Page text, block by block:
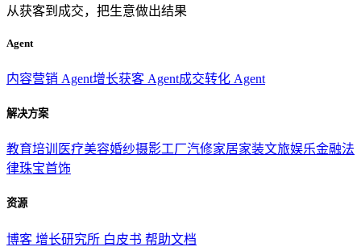
从获客到成交，把生意做出结果
Agent
内容营销 Agent增长获客 Agent成交转化 Agent
解决方案
教育培训 医疗美容婚纱摄影工厂汽修家居家装文旅娱乐金融法
律珠宝首饰
资源
博客 增长研究所 白皮书 帮助文档